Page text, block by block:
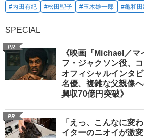
#内田有紀
#松田聖子 #玉木雄一郎 #亀和
SPECIAL
PR
《映画『Michael／
フ・ジャクソン役、
オフィシャルインタ
名優、複雑な父親像
興収70億円突破》
PR
「えっ、こんなに変
イターのニオイが激